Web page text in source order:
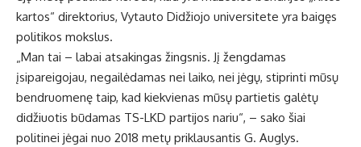
kartos“ direktorius, Vytauto Didžiojo universitete yra baigęs
politikos mokslus.
„Man tai – labai atsakingas žingsnis. Jį žengdamas
įsipareigojau, negailėdamas nei laiko, nei jėgų, stiprinti mūsų
bendruomenę taip, kad kiekvienas mūsų partietis galėtų
didžiuotis būdamas TS-LKD partijos nariu“, – sako šiai
politinei jėgai nuo 2018 metų priklausantis G. Auglys.